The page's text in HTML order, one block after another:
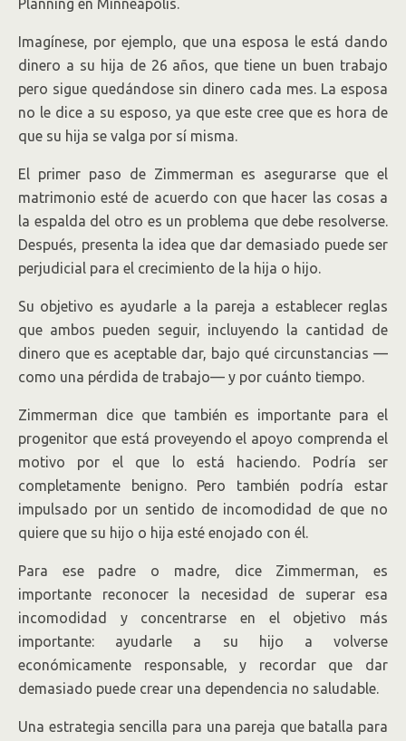
Planning en Minneapolis.
Imagínese, por ejemplo, que una esposa le está dando
dinero a su hija de 26 años, que tiene un buen trabajo
pero sigue quedándose sin dinero cada mes. La esposa
no le dice a su esposo, ya que este cree que es hora de
que su hija se valga por sí misma.
El primer paso de Zimmerman es asegurarse que el
matrimonio esté de acuerdo con que hacer las cosas a
la espalda del otro es un problema que debe resolverse.
Después, presenta la idea que dar demasiado puede ser
perjudicial para el crecimiento de la hija o hijo.
Su objetivo es ayudarle a la pareja a establecer reglas
que ambos pueden seguir, incluyendo la cantidad de
dinero que es aceptable dar, bajo qué circunstancias —
como una pérdida de trabajo— y por cuánto tiempo.
Zimmerman dice que también es importante para el
progenitor que está proveyendo el apoyo comprenda el
motivo por el que lo está haciendo. Podría ser
completamente benigno. Pero también podría estar
impulsado por un sentido de incomodidad de que no
quiere que su hijo o hija esté enojado con él.
Para ese padre o madre, dice Zimmerman, es
importante reconocer la necesidad de superar esa
incomodidad y concentrarse en el objetivo más
importante: ayudarle a su hijo a volverse
económicamente responsable, y recordar que dar
demasiado puede crear una dependencia no saludable.
Una estrategia sencilla para una pareja que batalla para